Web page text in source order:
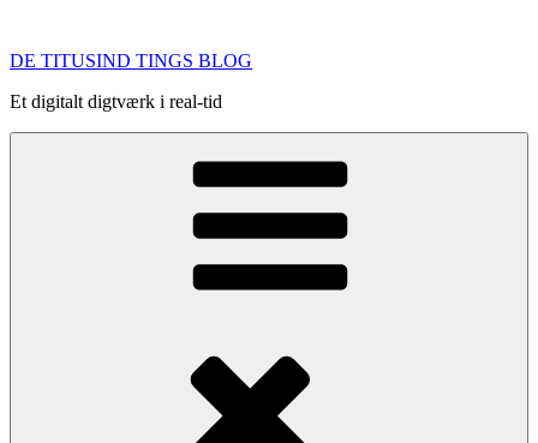
indhold
DE TITUSIND TINGS BLOG
Et digitalt digtværk i real-tid